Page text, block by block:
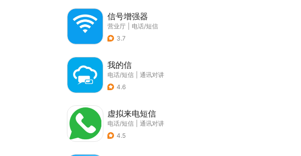
信号增强器
营业厅
电话/短信
3.7
我的信
电话/短信
通讯对讲
4.6
虚拟来电短信
电话/短信
通讯对讲
4.5